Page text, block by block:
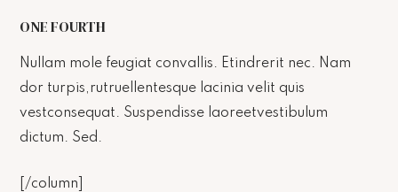
ONE FOURTH
Nullam mole feugiat convallis. Etindrerit nec. Nam
dor turpis,rutruellentesque lacinia velit quis
vestconsequat. Suspendisse laoreetvestibulum
dictum. Sed.
[/column]